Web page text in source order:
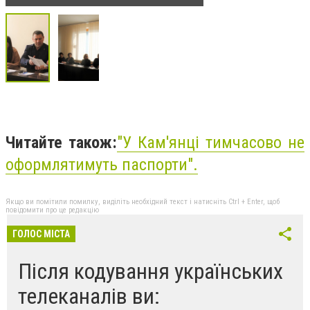
Читайте також:"У Кам'янці тимчасово не
оформлятимуть паспорти".
Якщо ви помітили помилку, виділіть необхідний текст і натисніть Ctrl + Enter, щоб
повідомити про це редакцію
ГОЛОС МІСТА
Після кодування українських
телеканалів ви: